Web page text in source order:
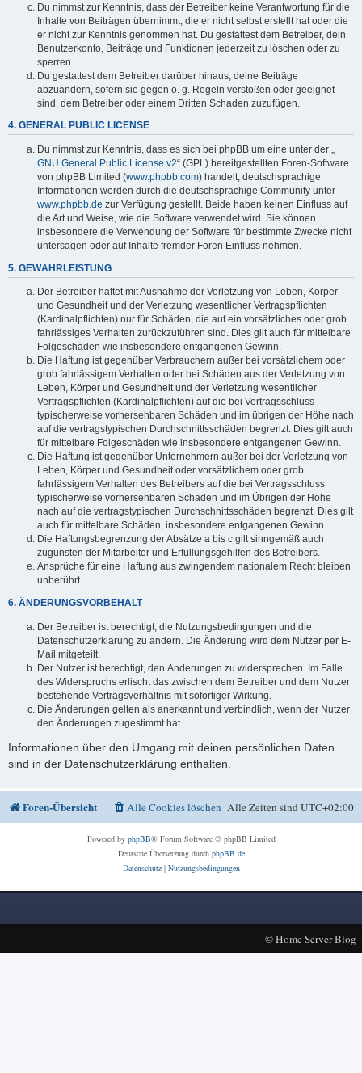
Du nimmst zur Kenntnis, dass der Betreiber keine Verantwortung für die
Inhalte von Beiträgen übernimmt, die er nicht selbst erstellt hat oder die
er nicht zur Kenntnis genommen hat. Du gestattest dem Betreiber, dein
Benutzerkonto, Beiträge und Funktionen jederzeit zu löschen oder zu
sperren.
Du gestattest dem Betreiber darüber hinaus, deine Beiträge
abzuändern, sofern sie gegen o. g. Regeln verstoßen oder geeignet
sind, dem Betreiber oder einem Dritten Schaden zuzufügen.
4. GENERAL PUBLIC LICENSE
Du nimmst zur Kenntnis, dass es sich bei phpBB um eine unter der „
GNU General Public License v2“ (GPL) bereitgestellten Foren-Software
von phpBB Limited (www.phpbb.com) handelt; deutschsprachige
Informationen werden durch die deutschsprachige Community unter
www.phpbb.de zur Verfügung gestellt. Beide haben keinen Einfluss auf
die Art und Weise, wie die Software verwendet wird. Sie können
insbesondere die Verwendung der Software für bestimmte Zwecke nicht
untersagen oder auf Inhalte fremder Foren Einfluss nehmen.
5. GEWÄHRLEISTUNG
Der Betreiber haftet mit Ausnahme der Verletzung von Leben, Körper
und Gesundheit und der Verletzung wesentlicher Vertragspflichten
(Kardinalpflichten) nur für Schäden, die auf ein vorsätzliches oder grob
fahrlässiges Verhalten zurückzuführen sind. Dies gilt auch für mittelbare
Folgeschäden wie insbesondere entgangenen Gewinn.
Die Haftung ist gegenüber Verbrauchern außer bei vorsätzlichem oder
grob fahrlässigem Verhalten oder bei Schäden aus der Verletzung von
Leben, Körper und Gesundheit und der Verletzung wesentlicher
Vertragspflichten (Kardinalpflichten) auf die bei Vertragsschluss
typischerweise vorhersehbaren Schäden und im übrigen der Höhe nach
auf die vertragstypischen Durchschnittsschäden begrenzt. Dies gilt auch
für mittelbare Folgeschäden wie insbesondere entgangenen Gewinn.
Die Haftung ist gegenüber Unternehmern außer bei der Verletzung von
Leben, Körper und Gesundheit oder vorsätzlichem oder grob
fahrlässigem Verhalten des Betreibers auf die bei Vertragsschluss
typischerweise vorhersehbaren Schäden und im Übrigen der Höhe
nach auf die vertragstypischen Durchschnittsschäden begrenzt. Dies gilt
auch für mittelbare Schäden, insbesondere entgangenen Gewinn.
Die Haftungsbegrenzung der Absätze a bis c gilt sinngemäß auch
zugunsten der Mitarbeiter und Erfüllungsgehilfen des Betreibers.
Ansprüche für eine Haftung aus zwingendem nationalem Recht bleiben
unberührt.
6. ÄNDERUNGSVORBEHALT
Der Betreiber ist berechtigt, die Nutzungsbedingungen und die
Datenschutzerklärung zu ändern. Die Änderung wird dem Nutzer per E-
Mail mitgeteilt.
Der Nutzer ist berechtigt, den Änderungen zu widersprechen. Im Falle
des Widerspruchs erlischt das zwischen dem Betreiber und dem Nutzer
bestehende Vertragsverhältnis mit sofortiger Wirkung.
Die Änderungen gelten als anerkannt und verbindlich, wenn der Nutzer
den Änderungen zugestimmt hat.
Informationen über den Umgang mit deinen persönlichen Daten
sind in der Datenschutzerklärung enthalten.
Foren-Übersicht Alle Zeiten sindUTC+02:00
Alle Cookies löschen
Powered by phpBB® Forum Software © phpBB Limited
Deutsche Übersetzung durch phpBB.de
Datenschutz| Nutzungsbedingungen
©Home Server Blog